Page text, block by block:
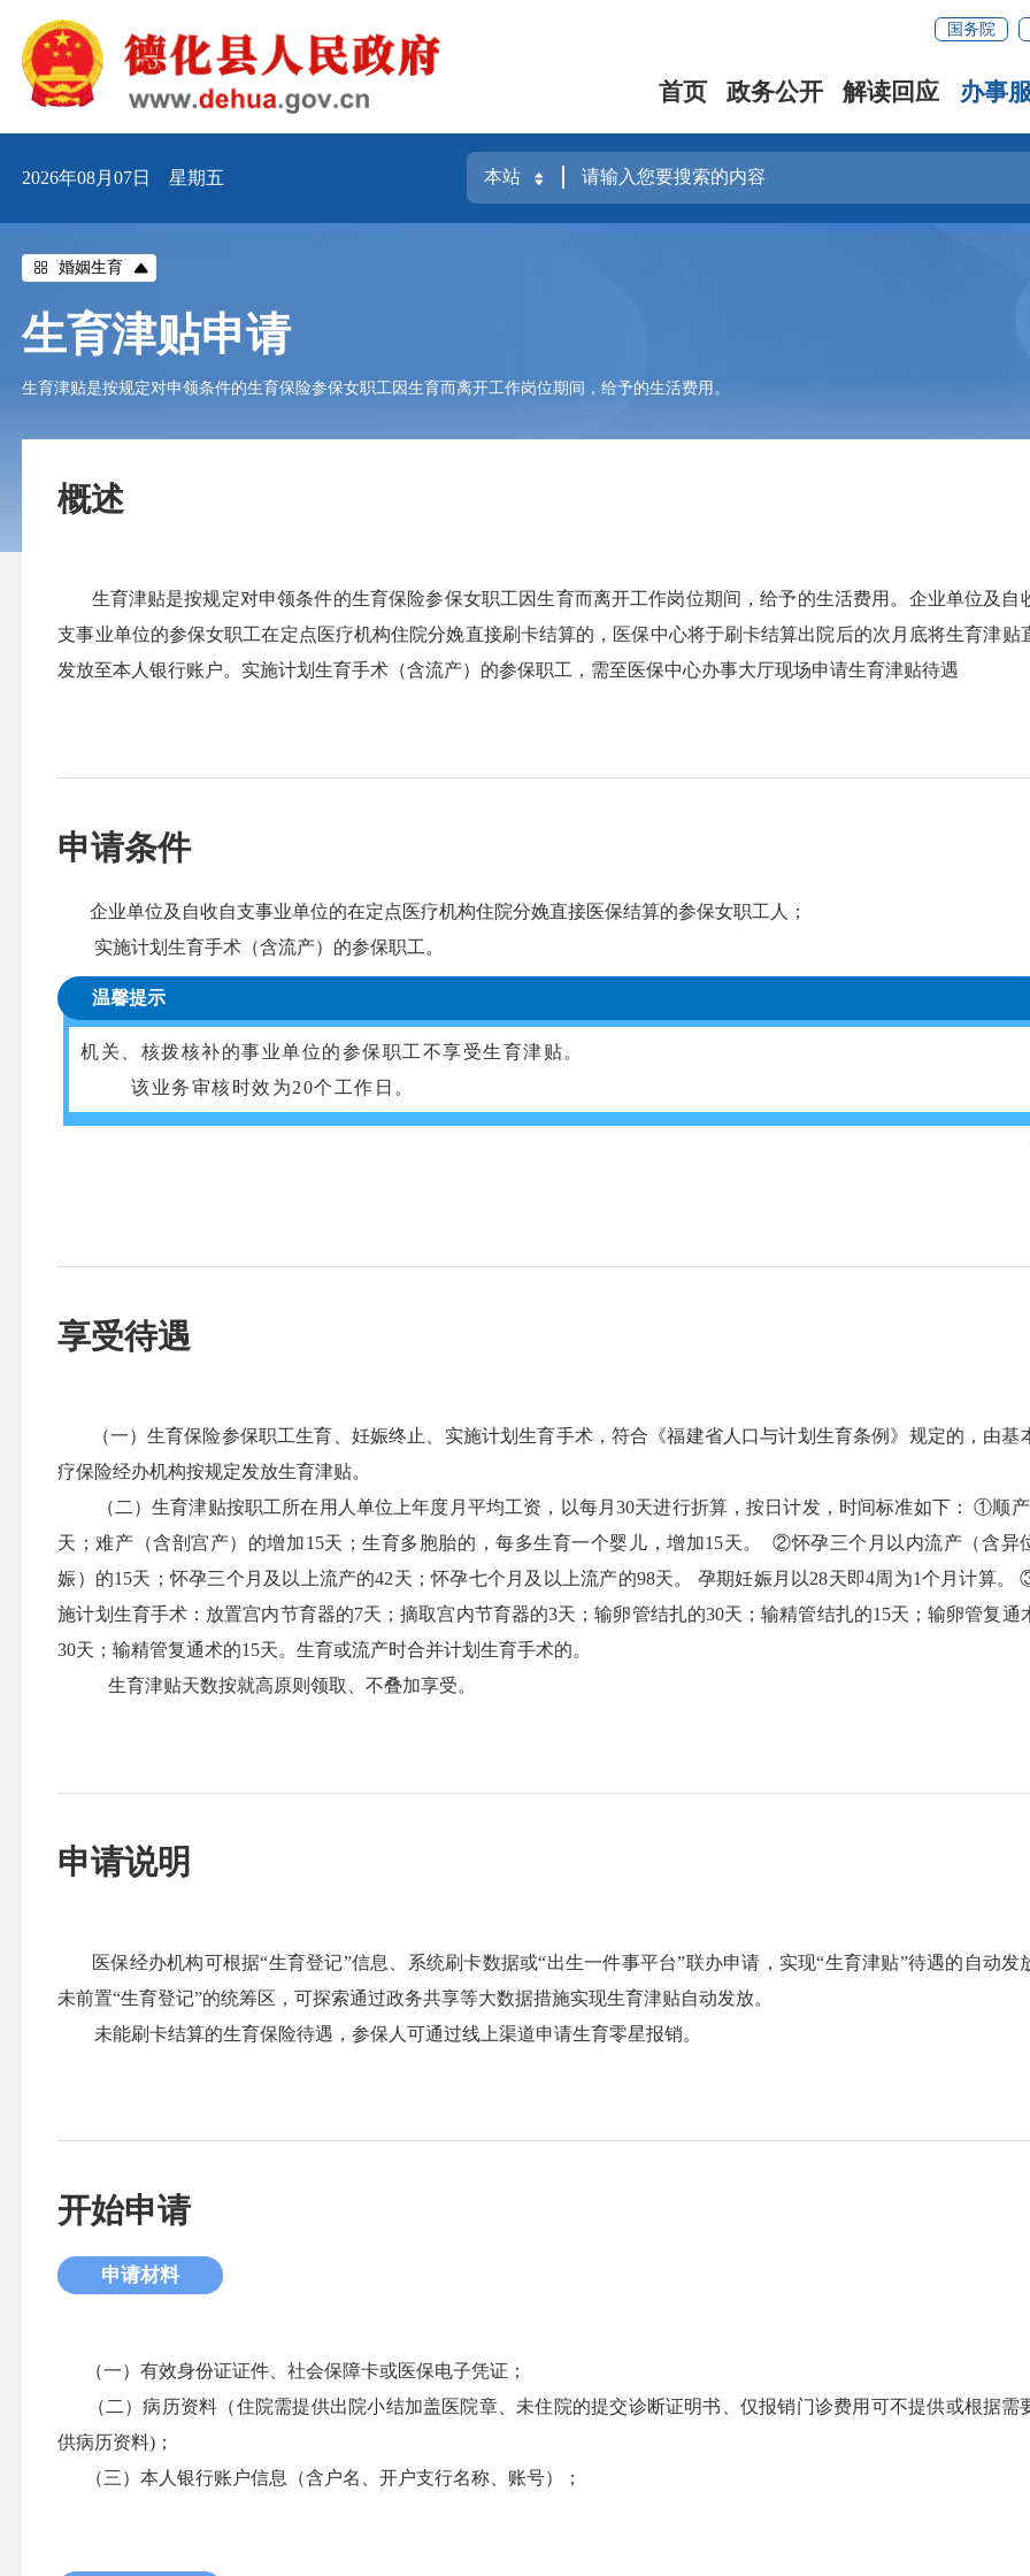
国务院
首页 政务公开 解读回应 办事
2026年08月07日 星期五
婚姻生育
生育津贴申请
生育津贴是按规定对申领条件的生育保险参保女职工因生育而离开工作岗位期间，给予的生活费用。
概述
生育津贴是按规定对申领条件的生育保险参保女职工因生育而离开工作岗位期间，给予的生活费用。企业单位及自
支事业单位的参保女职工在定点医疗机构住院分娩直接刷卡结算的，医保中心将于刷卡结算出院后的次月底将生育津贴
发放至本人银行账户。实施计划生育手术（含流产）的参保职工，需至医保中心办事大厅现场申请生育津贴待遇
申请条件
企业单位及自收自支事业单位的在定点医疗机构住院分娩直接医保结算的参保女职工人；
实施计划生育手术（含流产）的参保职工。
温馨提示
机关、核拨核补的事业单位的参保职工不享受生育津贴。
该业务审核时效为20个工作日。
享受待遇
（一）生育保险参保职工生育、妊娠终止、实施计划生育手术，符合《福建省人口与计划生育条例》规定的，由基
疗保险经办机构按规定发放生育津贴。
（二）生育津贴按职工所在用人单位上年度月平均工资，以每月30天进行折算，按日计发，时间标准如下： ①顺产
天；难产（含剖宫产）的增加15天；生育多胞胎的，每多生育一个婴儿，增加15天。 ②怀孕三个月以内流产（含异
娠）的15天；怀孕三个月及以上流产的42天；怀孕七个月及以上流产的98天。 孕期妊娠月以28天即4周为1个月计算。
施计划生育手术：放置宫内节育器的7天；摘取宫内节育器的3天；输卵管结扎的30天；输精管结扎的15天；输卵管复通
30天；输精管复通术的15天。生育或流产时合并计划生育手术的。
生育津贴天数按就高原则领取、不叠加享受。
申请说明
医保经办机构可根据“生育登记”信息、系统刷卡数据或“出生一件事平台”联办申请，实现“生育津贴”待遇的自动发
未前置“生育登记”的统筹区，可探索通过政务共享等大数据措施实现生育津贴自动发放。
未能刷卡结算的生育保险待遇，参保人可通过线上渠道申请生育零星报销。
开始申请
申请材料
（一）有效身份证证件、社会保障卡或医保电子凭证；
（二）病历资料（住院需提供出院小结加盖医院章、未住院的提交诊断证明书、仅报销门诊费用可不提供或根据需
供病历资料)；
（三）本人银行账户信息（含户名、开户支行名称、账号）；